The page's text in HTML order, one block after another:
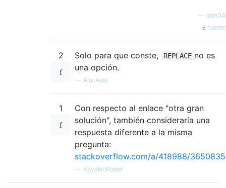
dan04
fuente
2 Solo para que conste, REPLACE no es
una opción.
— Alix Axel
1
Con respecto al enlace "otra gran
solución", también consideraría una
respuesta diferente a la misma
pregunta:
stackoverflow.com/a/418988/3650835
— KayakinKoder